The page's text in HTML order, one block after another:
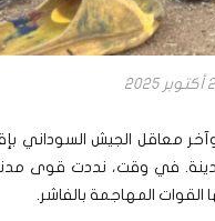
معاقل الجيش السوداني
للمدينة. في وقت، نددت
القوات المهاجمة بالفاشر.